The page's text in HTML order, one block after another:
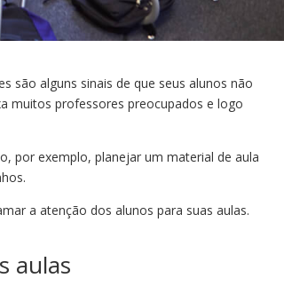
são alguns sinais de que seus alunos não
muitos professores preocupados e logo
por exemplo, planejar um material de aula
a atenção dos alunos para suas aulas.
aulas